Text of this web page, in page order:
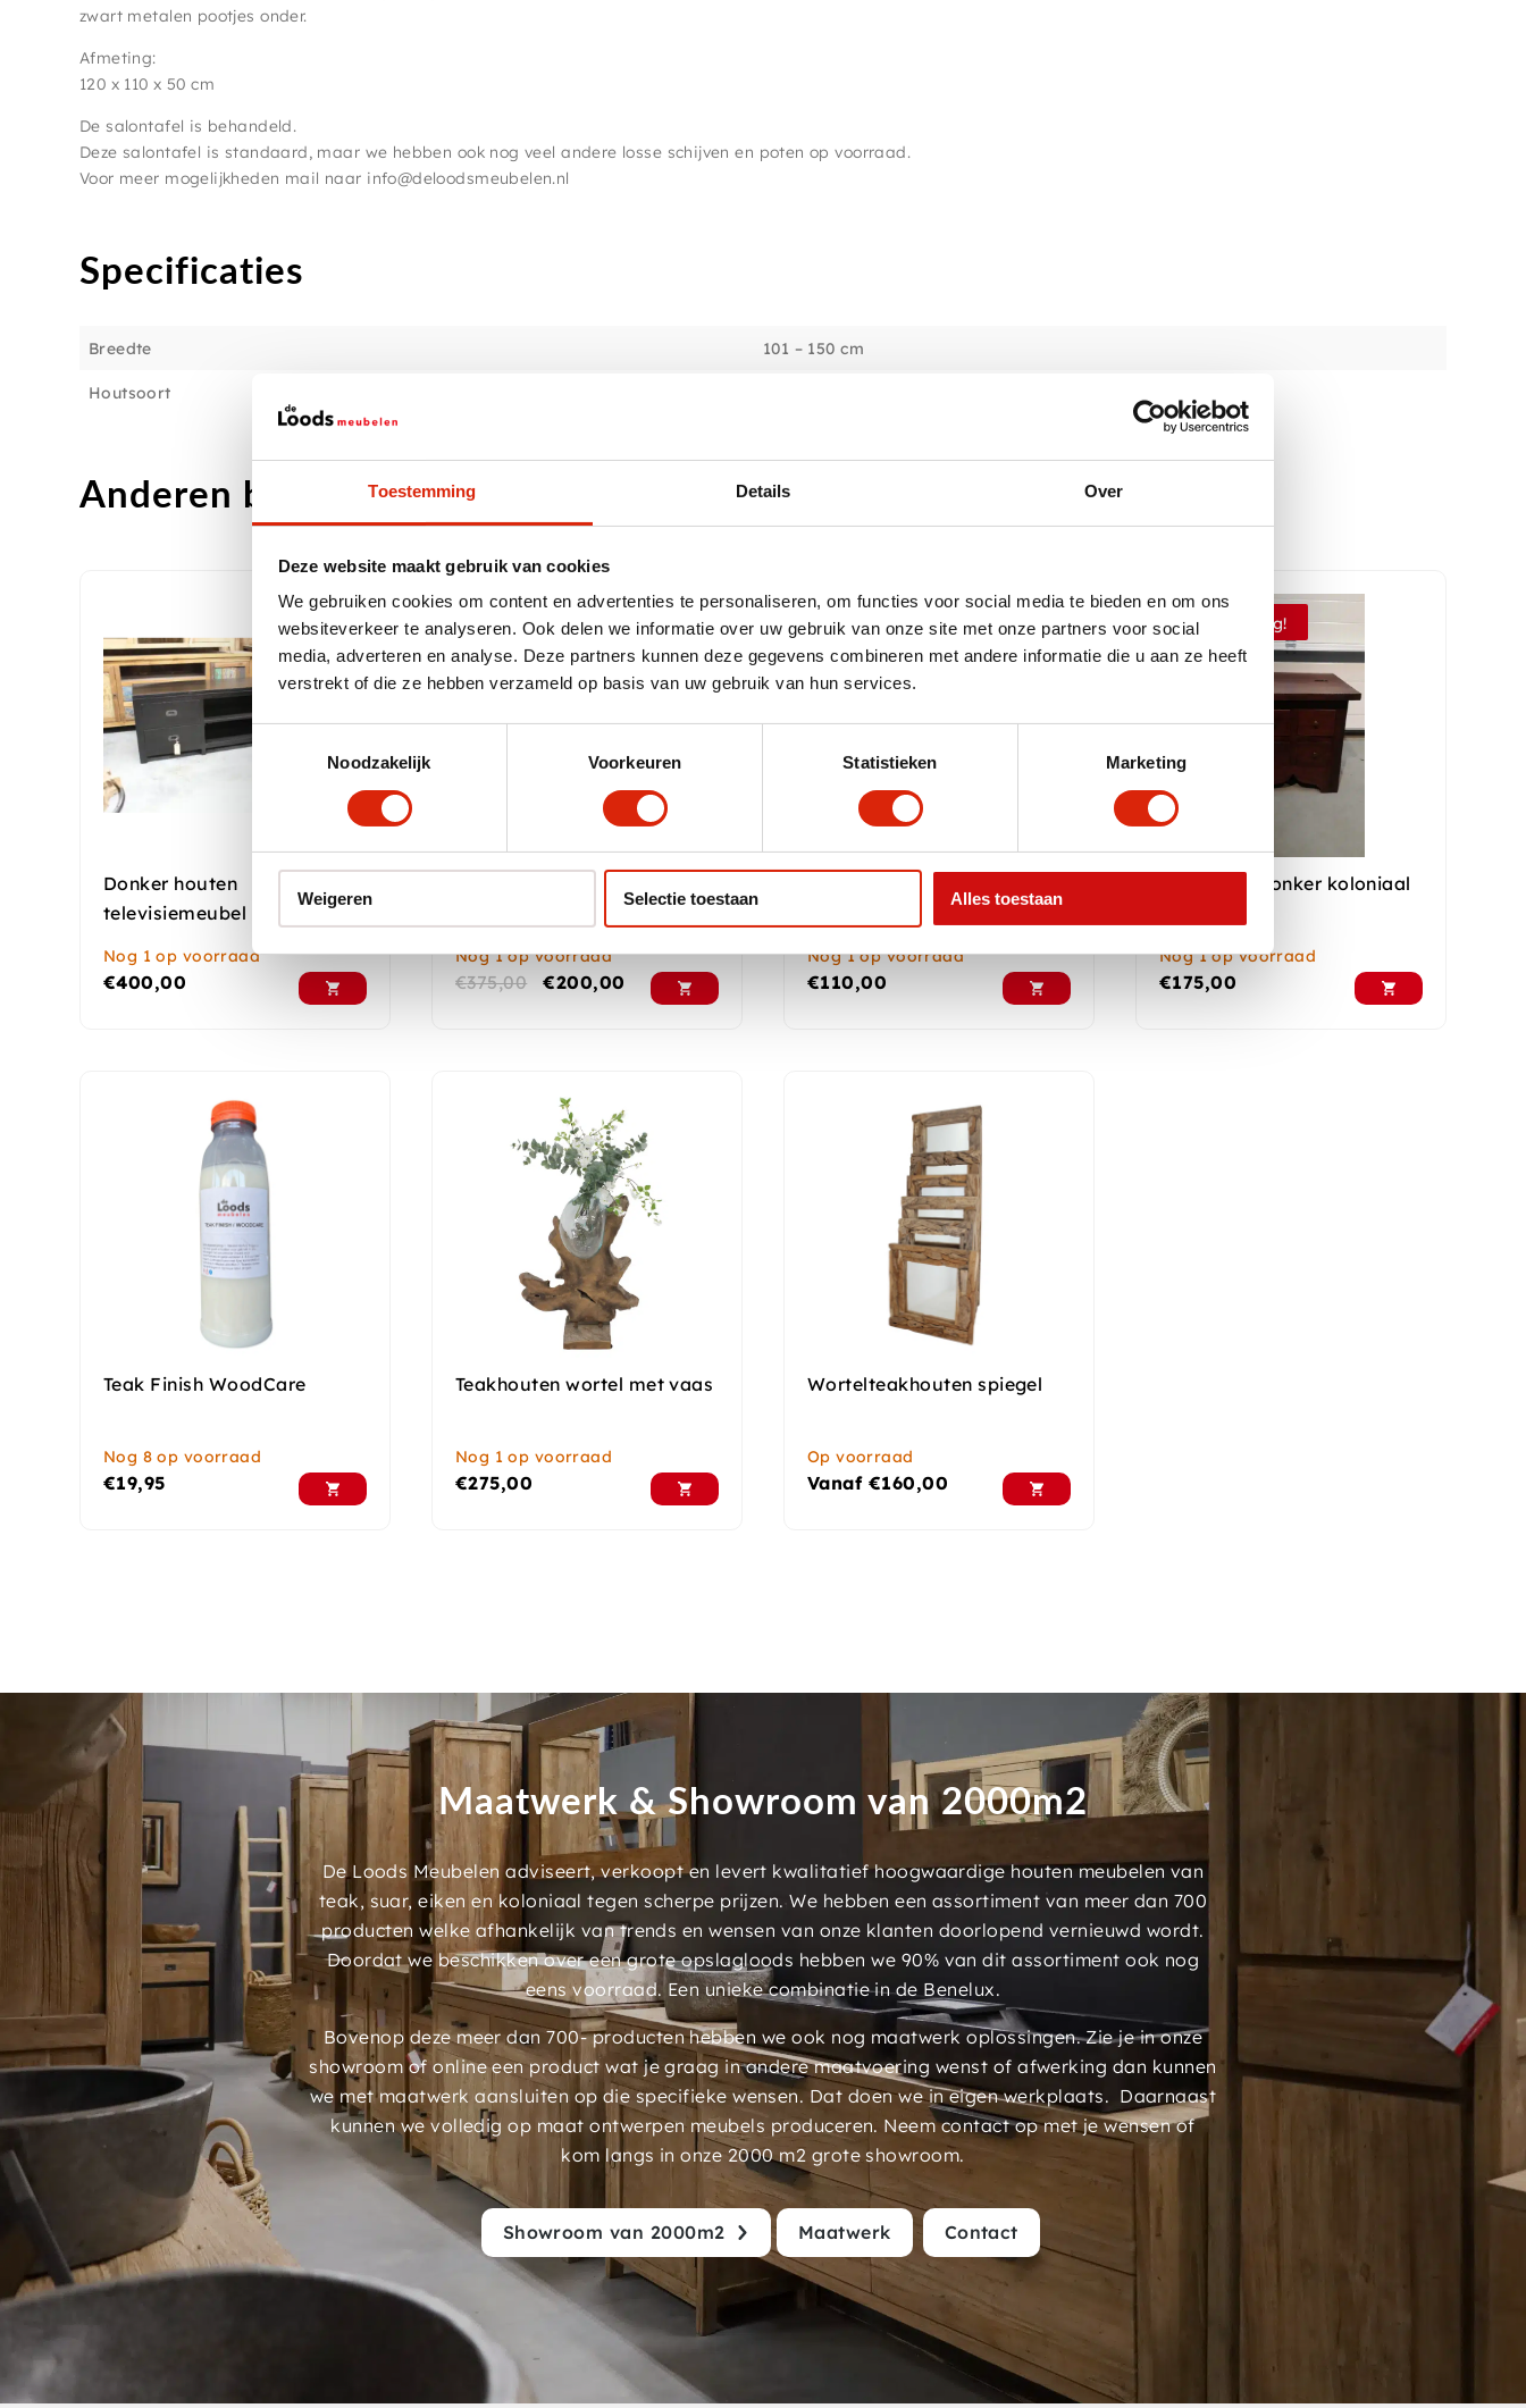
Toestemming Details Over
Deze website maakt gebruik van cookies
We gebruiken cookies om content en advertenties te personaliseren, om functies voor social media te bieden en om ons
websiteverkeer te analyseren. Ook delen we informatie over uw gebruik van onze site met onze partners voor social
media, adverteren en analyse. Deze partners kunnen deze gegevens combineren met andere informatie die u aan ze heeft
verstrekt of die ze hebben verzameld op basis van uw gebruik van hun services.
Toestemmingsselectie
Noodzakelijk
Voorkeuren Statistieken Marketing
Weigeren Selectie toestaan Alles toestaan
zwart metalen pootjes onder.
Afmeting:
120 x 110 x 50 cm
De salontafel is behandeld.
Deze salontafel is standaard, maar we hebben ook nog veel andere losse schijven en poten op voorraad.
Voor meer mogelijkheden mail naar info@deloodsmeubelen.nl
Specificaties
Breedte 101 – 150 cm
Houtsoort
Anderen bekeken ook
Donker houten
televisiemeubel
Nog 1 op voorraad
€400,00
Aanbieding!
Nog 1 op voorraad
€375,00 €200,00
Nog 1 op voorraad
€110,00
Aanbieding!
Salontafel donker koloniaal
Nog 1 op voorraad
€175,00
Teak Finish WoodCare
Nog 8 op voorraad
€19,95
Teakhouten wortel met vaas
Nog 1 op voorraad
€275,00
Wortelteakhouten spiegel
Op voorraad
Vanaf €160,00
Maatwerk & Showroom van 2000m2
De Loods Meubelen adviseert, verkoopt en levert kwalitatief hoogwaardige houten meubelen van
teak, suar, eiken en koloniaal tegen scherpe prijzen. We hebben een assortiment van meer dan 700
producten welke afhankelijk van trends en wensen van onze klanten doorlopend vernieuwd wordt.
Doordat we beschikken over een grote opslagloods hebben we 90% van dit assortiment ook nog
eens voorraad. Een unieke combinatie in de Benelux.
Bovenop deze meer dan 700- producten hebben we ook nog maatwerk oplossingen. Zie je in onze
showroom of online een product wat je graag in andere maatvoering wenst of afwerking dan kunnen
we met maatwerk aansluiten op die specifieke wensen. Dat doen we in eigen werkplaats. Daarnaast
kunnen we volledig op maat ontwerpen meubels produceren. Neem contact op met je wensen of
kom langs in onze 2000 m2 grote showroom.
Showroom van 2000m2 Maatwerk Contact